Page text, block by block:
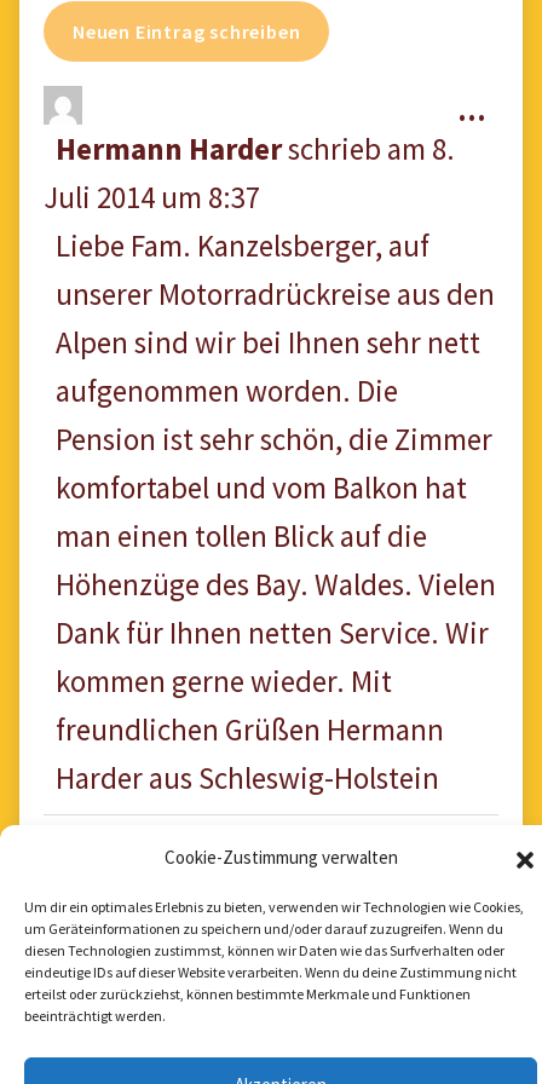
Cookie-Zustimmung verwalten
Um dir ein optimales Erlebnis zu bieten, verwenden wir Technologien wie Cookies,
um Geräteinformationen zu speichern und/oder darauf zuzugreifen. Wenn du
diesen Technologien zustimmst, können wir Daten wie das Surfverhalten oder
eindeutige IDs auf dieser Website verarbeiten. Wenn du deine Zustimmung nicht
erteilst oder zurückziehst, können bestimmte Merkmale und Funktionen
beeinträchtigt werden.
Hermann Harderschrieb am 8.
Juli 2014 um 8:37
Liebe Fam. Kanzelsberger, auf
unserer Motorradrückreise aus den
Alpen sind wir bei Ihnen sehr nett
aufgenommen worden. Die
Pension ist sehr schön, die Zimmer
komfortabel und vom Balkon hat
man einen tollen Blick auf die
Höhenzüge des Bay. Waldes. Vielen
Dank für Ihnen netten Service. Wir
kommen gerne wieder. Mit
freundlichen Grüßen Hermann
Harder aus Schleswig-Holstein
...